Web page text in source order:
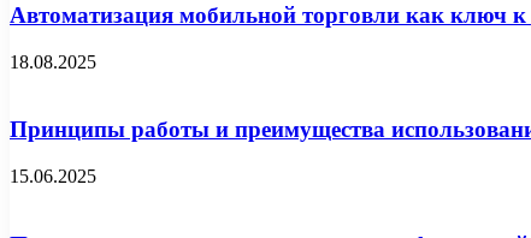
Автоматизация мобильной торговли как ключ к
18.08.2025
Принципы работы и преимущества
15.06.2025